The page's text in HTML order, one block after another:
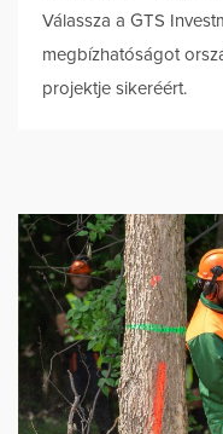
Válassza a GTS
megbízhatóságot
projektje sikeréért.